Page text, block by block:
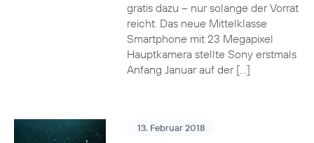
gratis dazu – nur solange der Vorrat
reicht. Das neue Mittelklasse
Smartphone mit 23 Megapixel
Hauptkamera stellte Sony erstmals
Anfang Januar auf der […]
13. Februar 2018